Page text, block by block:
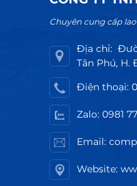
Chuyên cung cấp
Địa chỉ:
Tân Phú, H.
Điện thoại:
Zalo: 0981
Email:
Website: